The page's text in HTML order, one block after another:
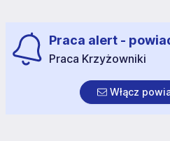
Praca alert -
Praca Krzyżowniki
Włącz